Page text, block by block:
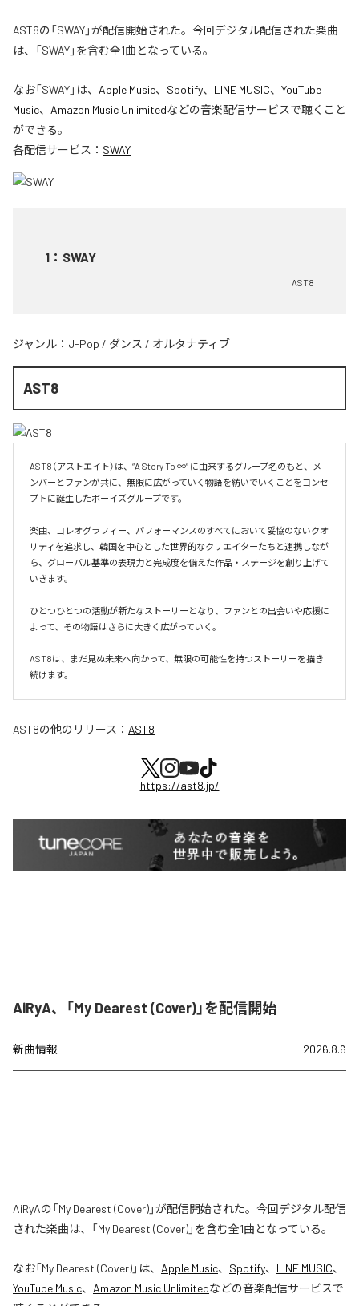
AST8の「SWAY」が配信開始された。今回デジタル配信された楽曲
は、「SWAY」を含む全1曲となっている。
なお「SWAY」は、 Apple Music、 Spotify、 LINE MUSIC、 YouTube
Music、 Amazon Music Unlimitedなどの音楽配信サービスで聴くこと
ができる。
各配信サービス： SWAY
1 ： SWAY
AST8
ジャンル： J-Pop / ダンス / オルタナティブ
AST8
AST8（アストエイト）は、“A Story To ∞” に由来するグループ名のもと、メ
ンバーとファンが共に、無限に広がっていく物語を紡いでいくことをコンセ
プトに誕生したボーイズグループです。
楽曲、コレオグラフィー、パフォーマンスのすべてにおいて妥協のないクオ
リティを追求し、韓国を中心とした世界的なクリエイターたちと連携しなが
ら、グローバル基準の表現力と完成度を備えた作品・ステージを創り上げて
いきます。
ひとつひとつの活動が新たなストーリーとなり、ファンとの出会いや応援に
よって、その物語はさらに大きく広がっていく。
AST8は、まだ見ぬ未来へ向かって、無限の可能性を持つストーリーを描き
続けます。
AST8の他のリリース： AST8
https://ast8.jp/
AiRyA、「My Dearest (Cover)」を配信開始
新曲情報 2026.8.6
AiRyAの「My Dearest (Cover)」が配信開始された。今回デジタル配信
された楽曲は、「My Dearest (Cover)」を含む全1曲となっている。
なお「My Dearest (Cover)」は、 Apple Music、 Spotify、 LINE MUSIC、
YouTube Music、 Amazon Music Unlimitedなどの音楽配信サービスで